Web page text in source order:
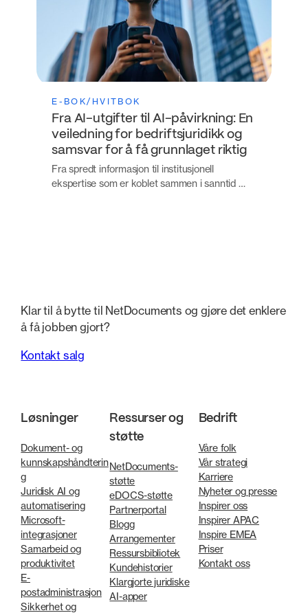
E-BOK/HVITBOK
Fra AI-utgifter til AI-påvirkning: En
veiledning for bedriftsjuridikk og
samsvar for å få grunnlaget riktig
Fra spredt informasjon til institusjonell
ekspertise som er koblet sammen i sanntid …
Klar til å bytte til NetDocuments og gjøre det enklere
å få jobben gjort?
Kontakt salg
Løsninger
Dokument- og
kunnskapshåndterin
g
Juridisk AI og
automatisering
Microsoft-
integrasjoner
Samarbeid og
produktivitet
E-
postadministrasjon
Sikkerhet og
Ressurser og
støtte
NetDocuments-
støtte
eDOCS-støtte
Partnerportal
Blogg
Arrangementer
Ressursbibliotek
Kundehistorier
Klargjorte juridiske
AI-apper
Bedrift
Våre folk
Vår strategi
Karriere
Nyheter og presse
Inspirer oss
Inspirer APAC
Inspire EMEA
Priser
Kontakt oss